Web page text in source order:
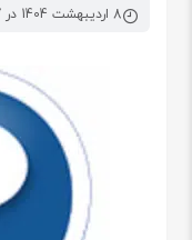
8 اردیبهشت 1404 در 11:37 ق.ظ